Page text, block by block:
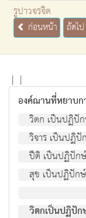
รูปาวจรจิต
ก่อนหน้า ถัดไป
| |
องค์ฌานที่หยาบ
วิตก เป็นปฏิปั
วิจาร เป็นปฏิ
ปีติ เป็นปฏิปัก
สุข เป็นปฏิปัก
วิตกเป็นปฏิปั